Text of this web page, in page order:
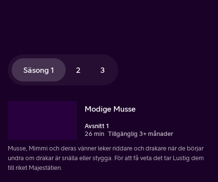
Säsong 1 2 3
Modige Musse
Avsnitt 1
26 min Tillgänglig 3+ månader
Musse, Mimmi och deras vänner leker riddare och drakare när de börjar
undra om drakar är snälla eller stygga. För att få veta det tar Lustig dem
till riket Majestätien.